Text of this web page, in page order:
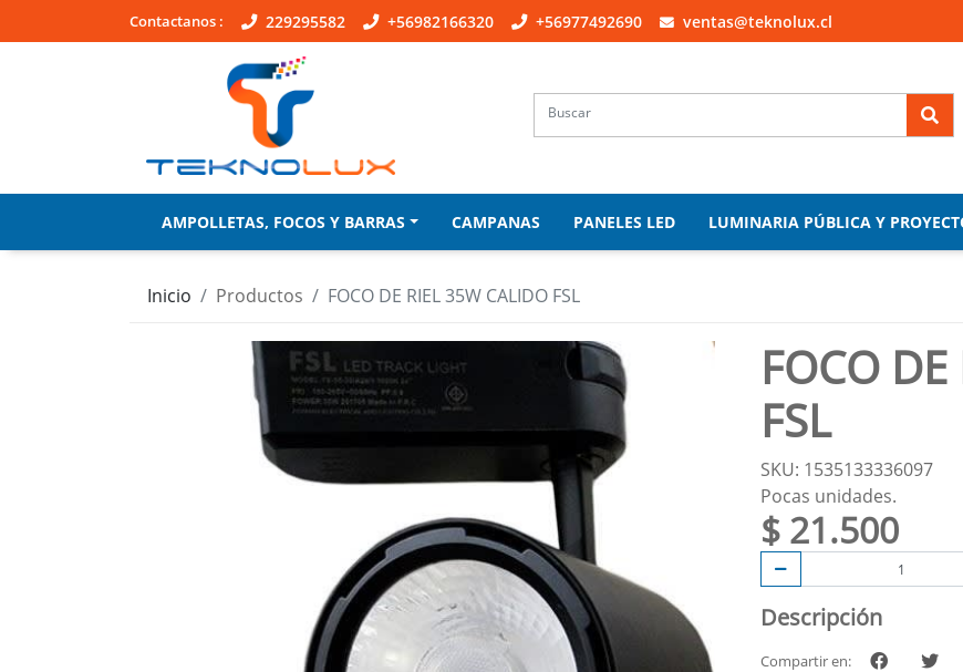
Contactanos : 229295582 +56982166320 +56977492690 ventas@teknolux.cl
AMPOLLETAS, FOCOS Y BARRAS CAMPANAS PANELES LED LUMINARIA PÚBLICA Y
Inicio Productos FOCO DE RIEL 35W CALIDO FSL
FOCO
FSL
SKU: 1535133336097
Pocas unidades.
$ 21.500
Descripción
Compartir en: